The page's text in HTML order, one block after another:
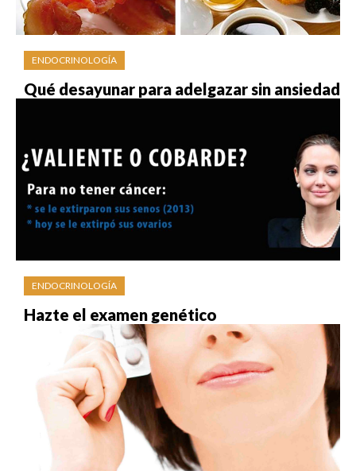
ENDOCRINOLOGÍA
Qué desayunar para adelgazar sin ansiedad
ENDOCRINOLOGÍA
Hazte el examen genético